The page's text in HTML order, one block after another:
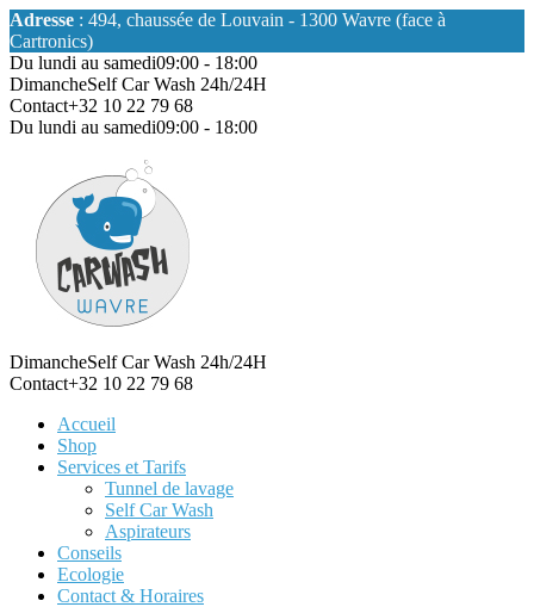
Adresse : 494, chaussée de Louvain - 1300 Wavre (face à
Cartronics)
Du lundi au samedi09:00 - 18:00
DimancheSelf Car Wash 24h/24H
Contact+32 10 22 79 68
Du lundi au samedi09:00 - 18:00
DimancheSelf Car Wash 24h/24H
Contact+32 10 22 79 68
Accueil
Shop
Services et Tarifs
Tunnel de lavage
Self Car Wash
Aspirateurs
Conseils
Ecologie
Contact & Horaires